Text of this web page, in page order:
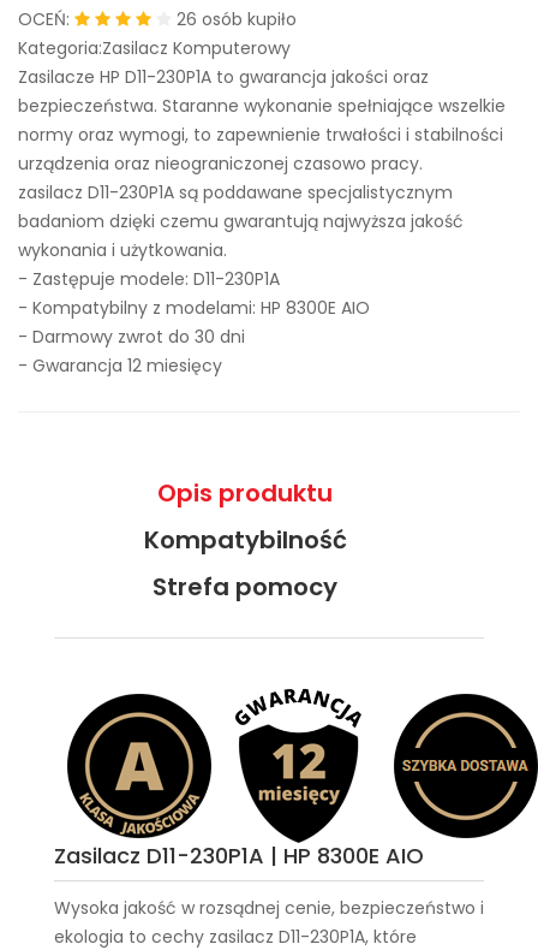
OCEŃ:
26 osób kupiło
Kategoria:Zasilacz Komputerowy
Zasilacze HP D11-230P1A to gwarancja jakości oraz
bezpieczeństwa. Staranne wykonanie spełniające wszelkie
normy oraz wymogi, to zapewnienie trwałości i stabilności
urządzenia oraz nieograniczonej czasowo pracy.
zasilacz D11-230P1A są poddawane specjalistycznym
badaniom dzięki czemu gwarantują najwyższa jakość
wykonania i użytkowania.
- Zastępuje modele: D11-230P1A
- Kompatybilny z modelami: HP 8300E AIO
- Darmowy zwrot do 30 dni
- Gwarancja 12 miesięcy
Opis produktu
Kompatybilność
Strefa pomocy
Zasilacz D11-230P1A | HP 8300E AIO
Wysoka jakość w rozsądnej cenie, bezpieczeństwo i
ekologia to cechy zasilacz D11-230P1A, które